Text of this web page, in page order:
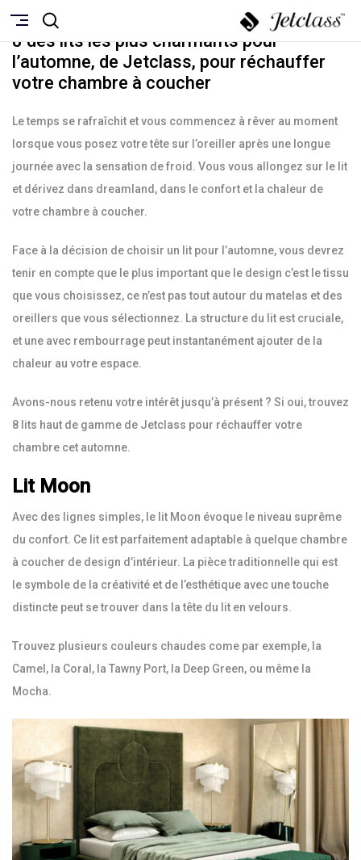
SEPTEMBRE 22, 2022
8 des lits les plus charmants pour
l’automne, de Jetclass, pour réchauffer
votre chambre à coucher
Le temps se rafraîchit et vous commencez à rêver au moment
lorsque vous posez votre tête sur l’oreiller après une longue
journée avec la sensation de froid. Vous vous allongez sur le lit
et dérivez dans dreamland, dans le confort et la chaleur de
votre chambre à coucher.
Face à la décision de choisir un lit pour l’automne, vous devrez
tenir en compte que le plus important que le design c’est le tissu
que vous choisissez, ce n’est pas tout autour du matelas et des
oreillers que vous sélectionnez. La structure du lit est cruciale,
et une avec rembourrage peut instantanément ajouter de la
chaleur au votre espace.
Avons-nous retenu votre intérêt jusqu’à présent ? Si oui, trouvez
8 lits haut de gamme de Jetclass pour réchauffer votre
chambre cet automne.
Lit Moon
Avec des lignes simples, le lit Moon évoque le niveau suprême
du confort. Ce lit est parfaitement adaptable à quelque chambre
à coucher de design d’intérieur. La pièce traditionnelle qui est
le symbole de la créativité et de l’esthétique avec une touche
distincte peut se trouver dans la tête du lit en velours.
Trouvez plusieurs couleurs chaudes come par exemple, la
Camel, la Coral, la Tawny Port, la Deep Green, ou même la
Mocha.